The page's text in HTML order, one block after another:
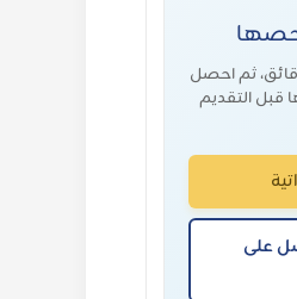
ثم احصل
قبل التقديم
على